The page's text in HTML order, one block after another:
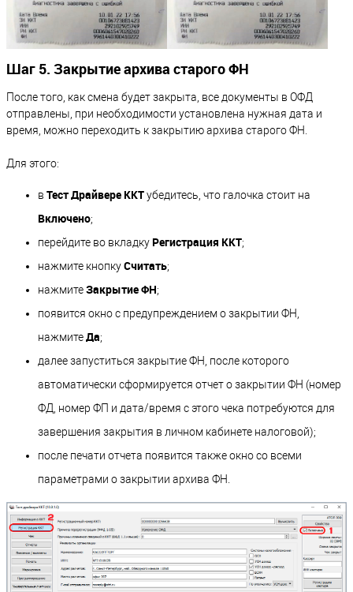
Шаг 5. Закрытие архива старого ФН
После того, как смена будет закрыта, все документы в ОФД
отправлены, при необходимости установлена нужная дата и
время, можно переходить к закрытию архива старого ФН.
Для этого:
в Тест Драйвере ККТубедитесь, что галочка стоит на
Включено;
перейдите во вкладку Регистрация ККТ;
нажмите кнопкуСчитать;
нажмитеЗакрытие ФН;
появится окно с предупреждением о закрытии ФН,
нажмитеДа;
далее запуститься закрытие ФН, после которого
автоматически сформируется отчет о закрытии ФН (номер
ФД, номер ФП и дата/время с этого чека потребуются для
завершения закрытия в личном кабинете налоговой);
после печати отчета появится также окно со всеми
параметрами о закрытии архива ФН.